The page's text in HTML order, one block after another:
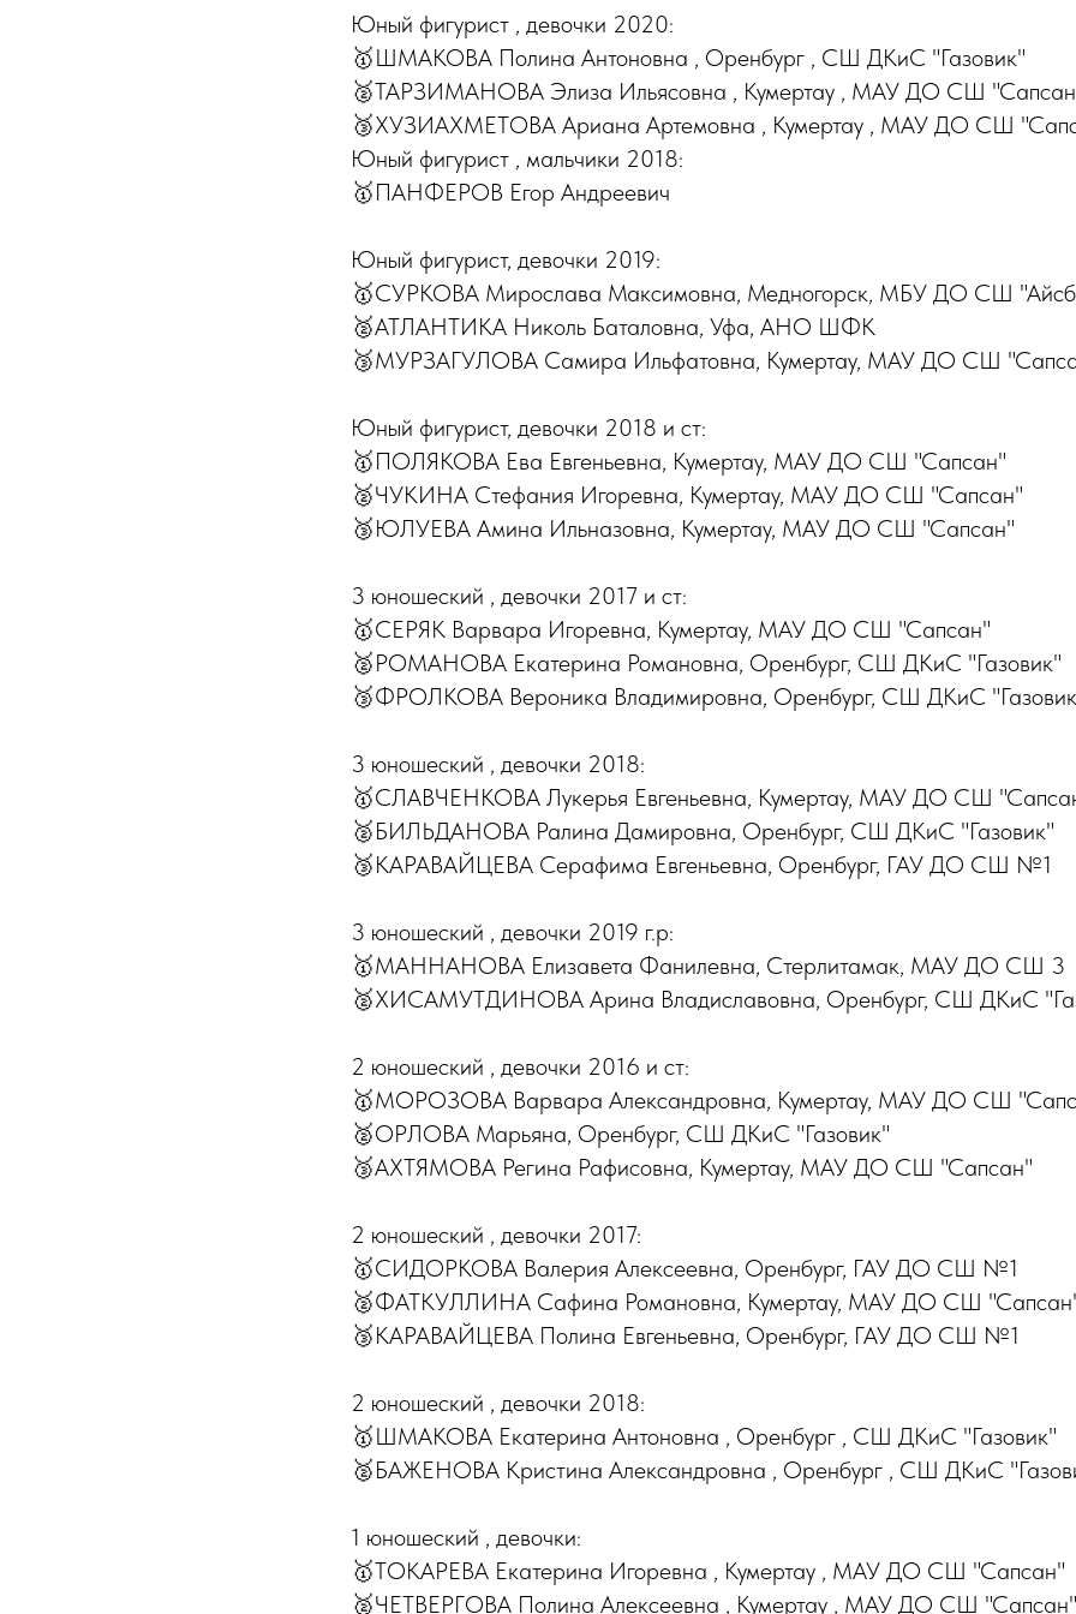
Юный фигурист , девочки 2020:
🥇ШМАКОВА Полина Антоновна , Оренбург , СШ ДКиС "Газовик"
🥈ТАРЗИМАНОВA Элиза Ильясовна , Кумертау , МАУ ДО СШ
🥉ХУЗИАХМЕТОВА Ариана Артемовна , Кумертау , МАУ ДО СШ
Юный фигурист , мальчики 2018:
🥇ПАНФЕРОВ Егор Андреевич
Юный фигурист, девочки 2019:
🥇СУРКОВА Мирослава Максимовна, Медногорск, МБУ ДО СШ
🥈АТЛАНТИКА Николь Баталовна, Уфа, АНО ШФК
🥉МУРЗАГУЛОВА Самира Ильфатовна, Кумертау, МАУ ДО СШ
Юный фигурист, девочки 2018 и ст:
🥇ПОЛЯКОВА Ева Евгеньевна, Кумертау, МАУ ДО СШ "Сапсан"
🥈ЧУКИНА Стефания Игоревна, Кумертау, МАУ ДО СШ "Сапсан"
🥉ЮЛУЕВА Амина Ильназовна, Кумертау, МАУ ДО СШ "Сапсан"
3 юношеский , девочки 2017 и ст:
🥇СЕРЯК Варвара Игоревна, Кумертау, МАУ ДО СШ "Сапсан"
🥈РОМАНОВА Екатерина Романовна, Оренбург, СШ ДКиС "Газовик"
🥉ФРОЛКОВА Вероника Владимировна, Оренбург, СШ ДКиС
3 юношеский , девочки 2018:
🥇СЛАВЧЕНКОВА Лукерья Евгеньевна, Кумертау, МАУ ДО СШ
🥈БИЛЬДАНОВА Ралина Дамировна, Оренбург, СШ ДКиС "Газовик"
🥉КАРАВАЙЦЕВА Серафима Евгеньевна, Оренбург, ГАУ ДО СШ №1
3 юношеский , девочки 2019 г.р:
🥇МАННАНОВА Елизавета Фанилевна, Стерлитамак, МАУ ДО СШ 3
🥈ХИСАМУТДИНОВА Арина Владиславовна, Оренбург, СШ ДКиС
2 юношеский , девочки 2016 и ст:
🥇МОРОЗОВА Варвара Александровна, Кумертау, МАУ ДО СШ
🥈ОРЛОВА Марьяна, Оренбург, СШ ДКиС "Газовик"
🥉АХТЯМОВА Регина Рафисовна, Кумертау, МАУ ДО СШ "Сапсан"
2 юношеский , девочки 2017:
🥇СИДОРКОВА Валерия Алексеевна, Оренбург, ГАУ ДО СШ №1
🥈ФАТКУЛЛИНА Сафина Романовна, Кумертау, МАУ ДО СШ
🥉КАРАВАЙЦЕВА Полина Евгеньевна, Оренбург, ГАУ ДО СШ №1
2 юношеский , девочки 2018:
🥇ШМАКОВА Екатерина Антоновна , Оренбург , СШ ДКиС "Газовик"
🥈БАЖЕНОВА Кристина Александровна , Оренбург , СШ ДКиС
1 юношеский , девочки:
🥇ТОКАРЕВА Екатерина Игоревна , Кумертау , МАУ ДО СШ "Сапсан"
🥈ЧЕТВЕРГОВА Полина Алексеевна , Кумертау , МАУ ДО СШ "Сапсан"